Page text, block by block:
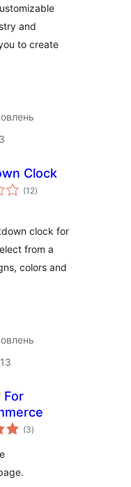
and
to create
Clock
(12загальний
рейтинг
)
clock for
from a
colors and
For
(3загальний
рейтинг
)